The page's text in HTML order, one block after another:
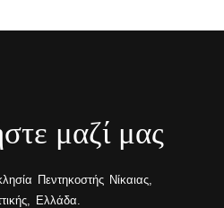
μαζί μας
Πεντηκοστής Νίκαιας,
Ελλάδα.